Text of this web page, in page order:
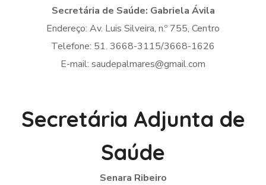
Secretária de Saúde: Gabriela Ávila
Endereço: Av. Luis Silveira, n.º 755, Centro
Telefone: 51. 3668-3115/3668-1626
E-mail: saudepalmares@gmail.com
Secretária Adjunta de
Saúde
Senara Ribeiro